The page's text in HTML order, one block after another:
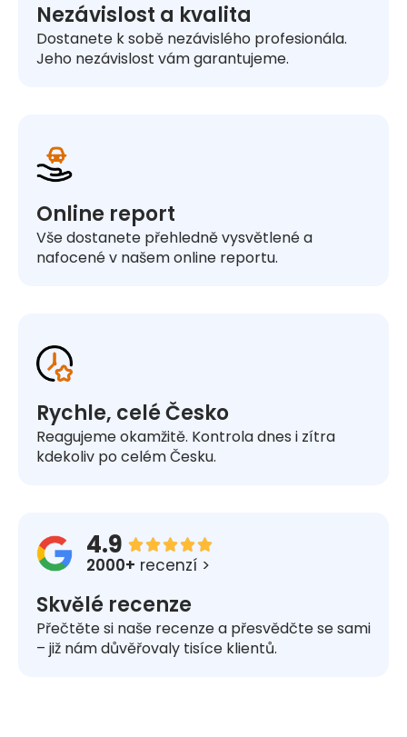
Nezávislost a kvalita
Dostanete k sobě nezávislého profesionála.
Jeho nezávislost vám garantujeme.
Online report
Vše dostanete přehledně vysvětlené a
nafocené v našem online reportu.
Rychle, celé Česko
Reagujeme okamžitě. Kontrola dnes i zítra
kdekoliv po celém Česku.
4.9 
2000+ recenzí >
Skvělé recenze
Přečtěte si naše recenze a přesvědčte se sami
– již nám důvěřovaly tisíce klientů.